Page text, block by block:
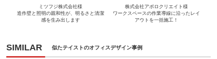
ミツフジ株式会社様
造作壁と照明の親和性が、明るさと清潔
感を生み出します
株式会社アポロクリエイト様
ワークスペースの作業導線に沿ったレイ
アウトを一括施工！
SIMILAR 似たテイストのオフィスデザイン事例